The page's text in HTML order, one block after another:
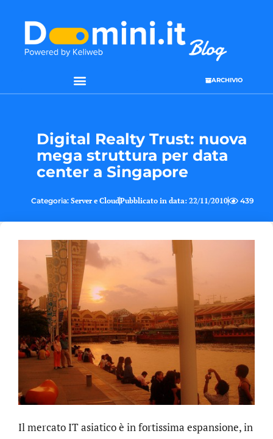
ARCHIVIO
Digital Realty Trust: nuova
mega struttura per data
center a Singapore
Categoria: Server e CloudPubblicato in data: 22/11/2010 439
Il mercato IT asiatico è in fortissima espansione, in